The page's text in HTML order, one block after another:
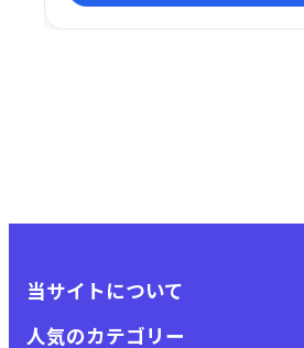
当サイトについて
人気のカテゴリー